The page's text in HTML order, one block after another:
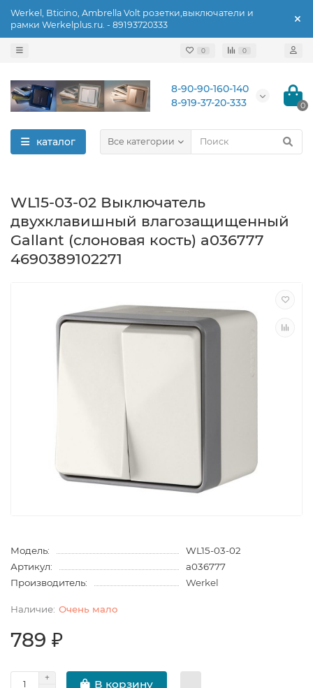
Werkel, Bticino, Ambrella Volt розетки,выключатели и
рамки Werkelplus.ru. - 89193720333
0 0
8-90-90-160-140
8-919-37-20-333
0
каталог Все категории
WL15-03-02 Выключатель
двухклавишный влагозащищенный
Gallant (слоновая кость) a036777
4690389102271
Модель:
WL15-03-02
Артикул:
a036777
Производитель:
Werkel
Очень мало
789 ₽
В корзину